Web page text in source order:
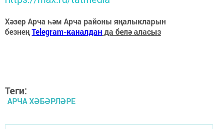
Хәзер Арча һәм Арча районы яңалыкларын
безнеңTelegram-каналданда белә аласыз
Теги:
АРЧА ХӘБӘРЛӘРЕ